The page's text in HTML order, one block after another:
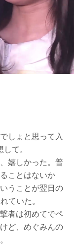
しょと思って入
て。
嬉しかった。普
ことはないか
うことが翌日の
ていた。
者は初めてでペ
ど、めぐみんの